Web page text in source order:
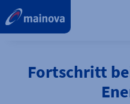
Fortschritt